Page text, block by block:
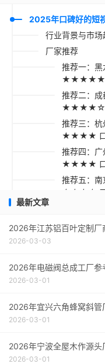
2025年口碑好的短
行业背景与市场
厂家推荐
推荐一：
★★★★★
推荐二：
★★★★☆
推荐三：
★★★★ 口
推荐四：
★★★★ 口
推荐五：
★★★☆ 口
采购指南
最新文章
2026年江苏铝百叶定制厂
2026-03-03
2026年电磁阀总成工厂参
2026-03-01
2026年宜兴六角蜂窝斜管
2026-03-01
2026年宁波全屋木作源头
2026-03-01